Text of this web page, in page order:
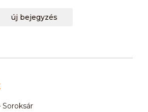
új bejegyzés
Soroksár